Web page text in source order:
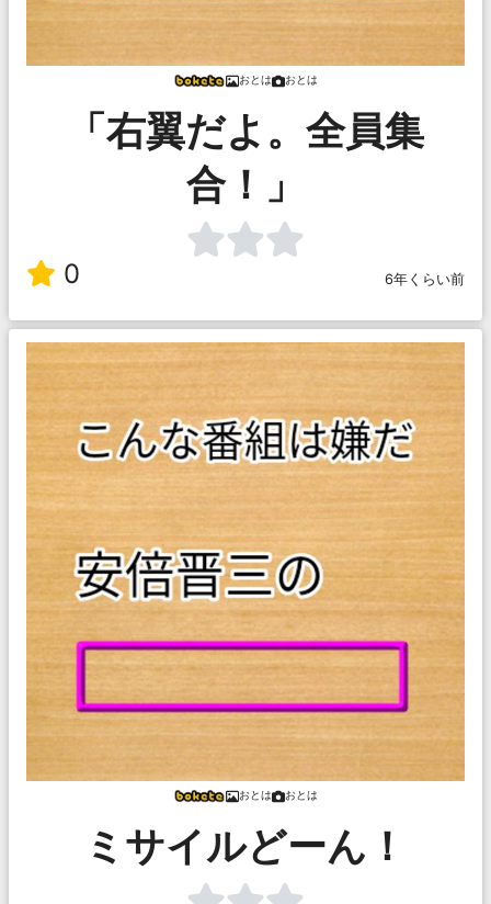
おとは おとは
「右翼だよ。全員集
合！」
0 6年くらい前
おとは おとは
ミサイルどーん！